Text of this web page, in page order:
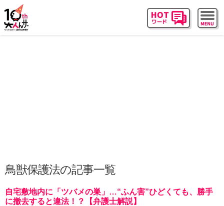
鳥獣保護法の記事一覧
自宅敷地内に「ツバメの巣」…“ふん害”ひどくても、勝手
に撤去すると違法！？【弁護士解説】